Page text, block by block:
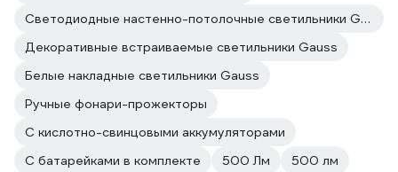
Светодиодные настенно-потолочные светильники Gauss
Декоративные встраиваемые светильники Gauss
Белые накладные светильники Gauss
Ручные фонари-прожекторы
С кислотно-свинцовыми аккумуляторами
С батарейками в комплекте
500 Лм
500 лм